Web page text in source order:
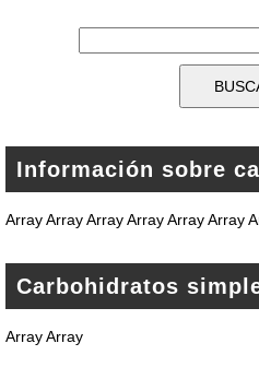
Información sobre
Array Array Array Array Array Array
Carbohidratos
Array Array